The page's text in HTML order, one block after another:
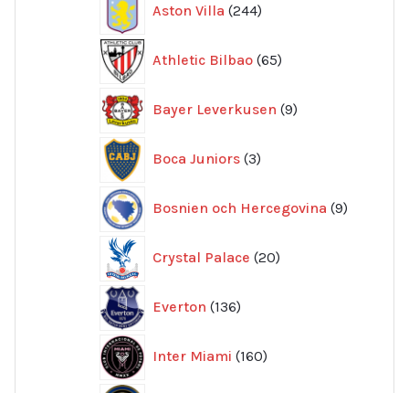
Aston Villa 244
produkter
Athletic Bilbao 65
produkter
Bayer Leverkusen 9
produkter
Boca Juniors 3
produkter
Bosnien och Hercegovina 9
produkter
Crystal Palace 20
produkter
Everton 136
produkter
Inter Miami 160
produkter